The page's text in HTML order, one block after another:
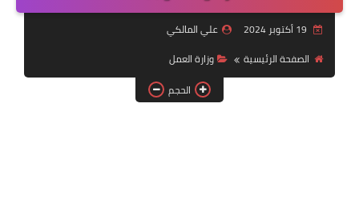
التقنية
سلف وقروض
وزارة العمل
علي المالكي
الصفحة الرئيسية
وزارة العمل
الحجم